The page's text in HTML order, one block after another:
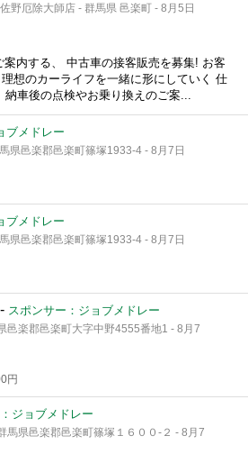
野厄除大師店 - 群馬県 邑楽町 - 8月5日
案内する、 中古車の接客販売を募集! お客
想のカーライフを一緒に形にしていく 仕
車後の点検やお乗り換えのご案...
ブメドレー
県邑楽郡邑楽町篠塚1933-4 - 8月7日
ブメドレー
県邑楽郡邑楽町篠塚1933-4 - 8月7日
- スポンサー：ジョブメドレー
邑楽郡邑楽町大字中野4555番地1 - 8月7
円
ジョブメドレー
馬県邑楽郡邑楽町篠塚１６００-２ - 8月7